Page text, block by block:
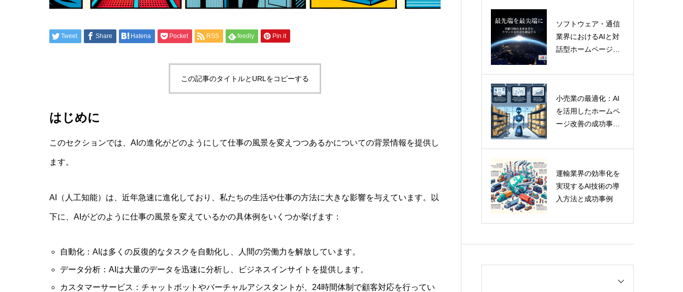
Tweet Share Hatena Pocket RSS feedly Pin it
この記事のタイトルとURLをコピーする
はじめに
このセクションでは、AIの進化がどのようにして仕事の風景を変えつつあるかについての背景情報を提供し
ます。
AI（人工知能）は、近年急速に進化しており、私たちの生活や仕事の方法に大きな影響を与えています。以
下に、AIがどのように仕事の風景を変えているかの具体例をいくつか挙げます：
自動化：AIは多くの反復的なタスクを自動化し、人間の労働力を解放しています。
データ分析：AIは大量のデータを迅速に分析し、ビジネスインサイトを提供します。
カスタマーサービス：チャットボットやバーチャルアシスタントが、24時間体制で顧客対応を行ってい
ソフトウェア・通信
業界におけるAIと対
話型ホームページの
小売業の最適化：AI
を活用したホームペ
ージ改善の成功事例
運輸業界の効率化を
実現するAI技術の導
入方法と成功事例
推しツレサービス